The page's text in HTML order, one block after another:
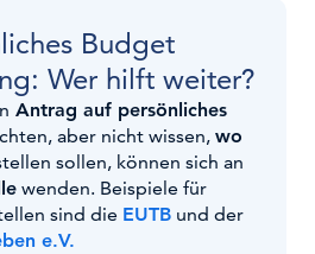
Budget
Wer hilft weiter?
Antrag auf persönliches
aber nicht wissen, wo
sollen, können sich an
wenden. Beispiele für
sind die EUTB und der
e.V.